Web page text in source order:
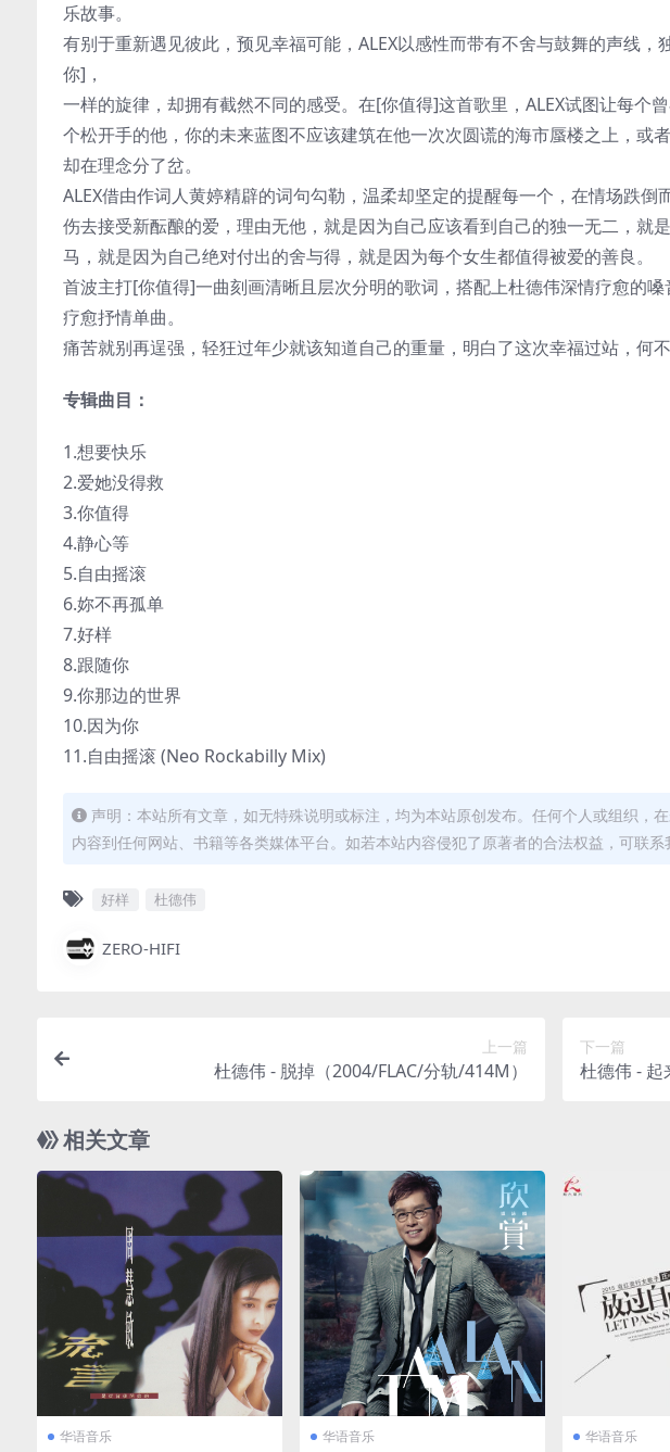
乐故事。
有别于重新遇见彼此，预见幸福可能，ALEX以感性而带有不舍与鼓舞的声线
你]，
一样的旋律，却拥有截然不同的感受。在[你值得]这首歌里，ALEX试图让每个
个松开手的他，你的未来蓝图不应该建筑在他一次次圆谎的海市蜃楼之上，或
却在理念分了岔。
ALEX借由作词人黄婷精辟的词句勾勒，温柔却坚定的提醒每一个，在情场跌
伤去接受新酝酿的爱，理由无他，就是因为自己应该看到自己的独一无二，就
马，就是因为自己绝对付出的舍与得，就是因为每个女生都值得被爱的善良。
首波主打[你值得]一曲刻画清晰且层次分明的歌词，搭配上杜德伟深情疗愈的
疗愈抒情单曲。
痛苦就别再逞强，轻狂过年少就该知道自己的重量，明白了这次幸福过站，何
专辑曲目：
1.想要快乐
2.爱她没得救
3.你值得
4.静心等
5.自由摇滚
6.妳不再孤单
7.好样
8.跟随你
9.你那边的世界
10.因为你
11.自由摇滚 (Neo Rockabilly Mix)
声明：本站所有文章，如无特殊说明或标注，均为本站原创发布。任何个人或组织，
内容到任何网站、书籍等各类媒体平台。如若本站内容侵犯了原著者的合法权益，可联系
好样 杜德伟
ZERO-HIFI
上一篇
杜德伟 - 脱掉（2004/FLAC/分轨/414M）
下一篇
杜德伟 - 起
相关文章
华语音乐 华语音乐 华语音乐